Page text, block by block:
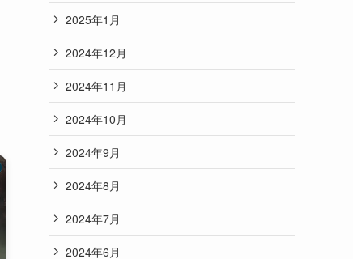
2025年1月
2024年12月
2024年11月
2024年10月
2024年9月
2024年8月
2024年7月
2024年6月